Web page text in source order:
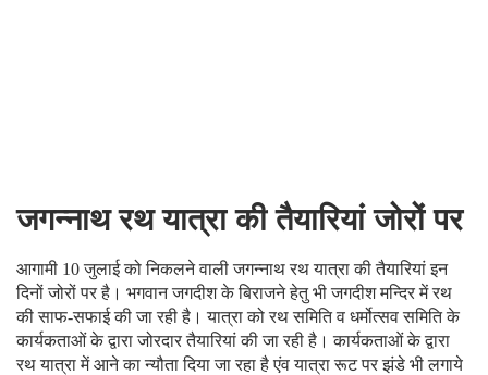
जगन्नाथ रथ यात्रा की तैयारियां जोरों पर
आगामी 10 जुलाई को निकलने वाली जगन्नाथ रथ यात्रा की तैयारियां इन
दिनों जोरों पर है। भगवान जगदीश के बिराजने हेतु भी जगदीश मन्दिर में रथ
की साफ-सफाई की जा रही है। यात्रा को रथ समिति व धर्मोत्सव समिति के
कार्यकताओं के द्वारा जोरदार तैयारियां की जा रही है। कार्यकताओं के द्वारा
रथ यात्रा में आने का न्यौता दिया जा रहा है एंव यात्रा रूट पर झंडे भी लगाये